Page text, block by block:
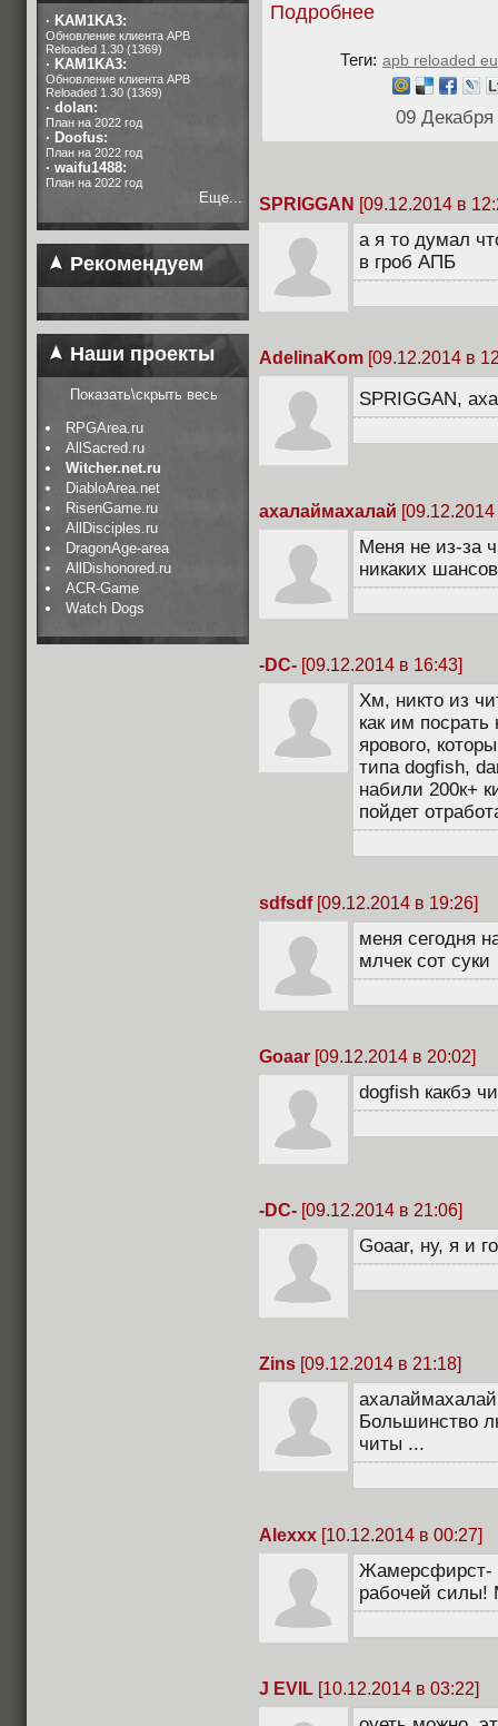
· KAM1KA3:
Обновление клиента APB
Reloaded 1.30 (1369)
· KAM1KA3:
Обновление клиента APB
Reloaded 1.30 (1369)
· dolan:
План на 2022 год
· Doofus:
План на 2022 год
· waifu1488:
План на 2022 год
Еще...
Рекомендуем
Наши проекты
Показать\скрыть весь
RPGArea.ru
AllSacred.ru
Witcher.net.ru
DiabloArea.net
RisenGame.ru
AllDisciples.ru
DragonAge-area
AllDishonored.ru
ACR-Game
Watch Dogs
Подробнее
Теги: apb reloaded
09
SPRIGGAN [09.12.2014 в
а я то думал
в гроб АПБ
AdelinaKom [09.12.2014 в
SPRIGGAN,
ахалаймахалай
Меня не из-за
никаких
-DC- [09.12.2014 в 16:43]
Хм, никто из
как им посрать
ярового,
типа dogfish,
набили 200к+
пойдет
sdfsdf[09.12.2014 в 19:26]
меня сегодня
млчек сот суки
Goaar [09.12.2014 в 20:02]
dogfish какбэ
-DC- [09.12.2014 в 21:06]
Goaar, ну, я и
Zins [09.12.2014 в 21:18]
ахалаймахалай
Большинство
читы ...
Alexxx [10.12.2014 в 00:27]
Жамерсфирст-
рабочей силы!
J EVIL [10.12.2014 в 03:22]